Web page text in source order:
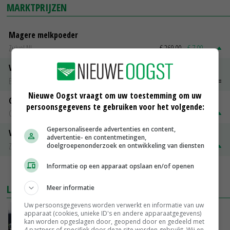
MARKTPRIJZEN
Magere melkpoeder
Zuivel NL
€ 269,00 € 7,00
Vleeskuikens 2001-2600 gr
Barneveld
€ 1,09
Gerst
Groningen
€ 197,00 € 2,00
Volle melkpoeder
Zuivel NL
€ 345,00 € 20,00
MEER MARKTPRIJZEN
LAATSTE NIEUWS
Gemiddelde Europese melkprijs daalt licht in
juni
Nieuwe Oogst vraagt om uw toestemming om uw
persoonsgegevens te gebruiken voor het volgende:
Gepersonaliseerde advertenties en content,
advertentie- en contentmetingen,
doelgroepenonderzoek en ontwikkeling van diensten
Informatie op een apparaat opslaan en/of openen
Meer informatie
Uw persoonsgegevens worden verwerkt en informatie van uw
apparaat (cookies, unieke ID's en andere apparaatgegevens)
kan worden opgeslagen door, geopend door en gedeeld met